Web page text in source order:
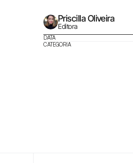
Priscilla Oliveira
Editora
DATA
CATEGORIA